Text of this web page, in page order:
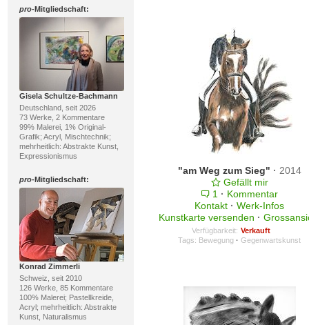
pro-Mitgliedschaft:
Gisela Schultze-Bachmann
Deutschland, seit 2026
73 Werke, 2 Kommentare
99% Malerei, 1% Original-
Grafik; Acryl, Mischtechnik;
mehrheitlich: Abstrakte Kunst,
Expressionismus
pro-Mitgliedschaft:
Konrad Zimmerli
Schweiz, seit 2010
126 Werke, 85 Kommentare
100% Malerei; Pastellkreide,
Acryl; mehrheitlich: Abstrakte
Kunst, Naturalismus
"am Weg zum Sieg" · 2014
Gefällt mir
1 · Kommentar
Kontakt · Werk-Infos
Kunstkarte versenden ·
Verfügbarkeit: Verkauft
Tags: Bewegung · Gegenwartskunst